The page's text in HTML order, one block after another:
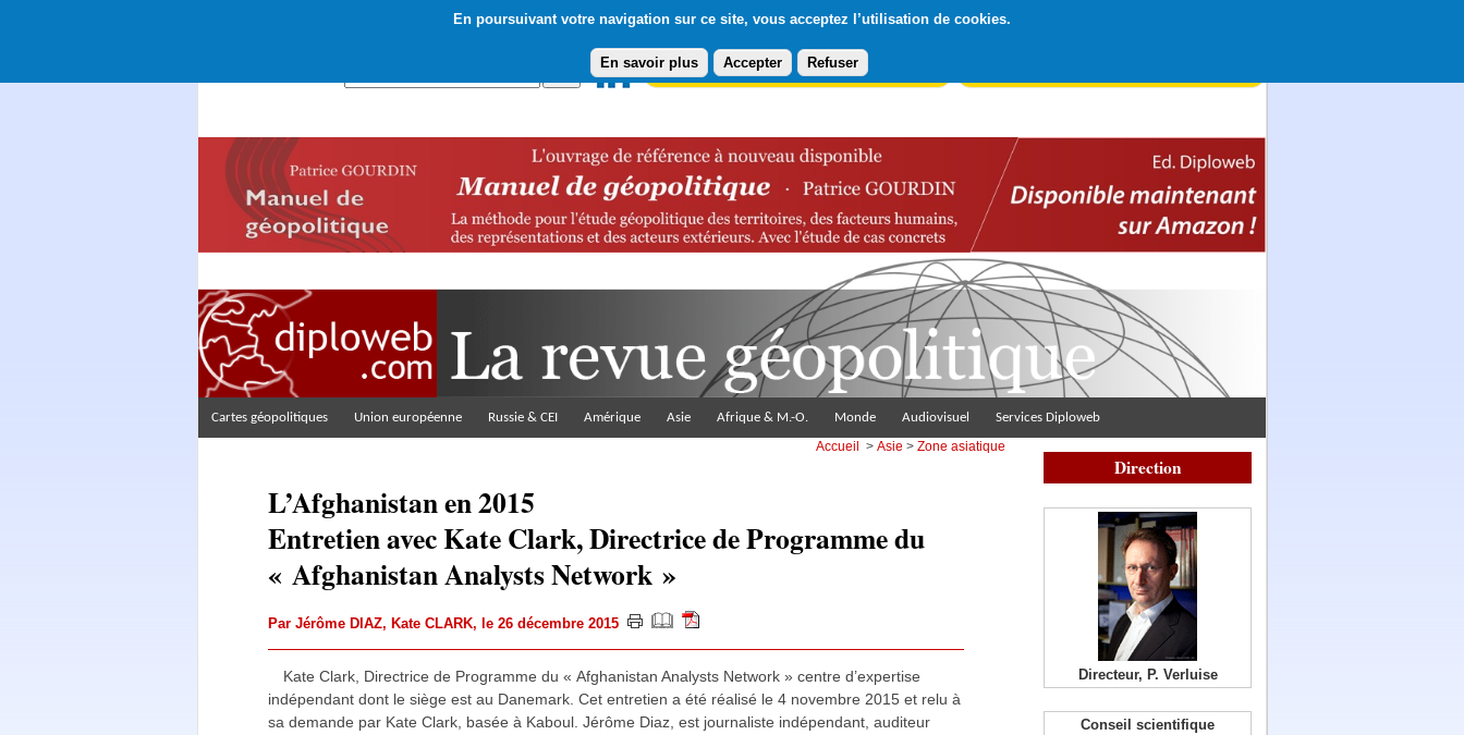
En poursuivant votre navigation sur ce site, vous acceptez l’utilisation de cookies.
En savoir plus Accepter Refuser
Abonnement gratuit à la Lettre du Diploweb
Cartes géopolitiques Union européenne Russie & CEI Amérique Asie Afrique & M.-O. Monde Audiovisuel Services Diploweb
Accueil >Asie >Zone asiatique
L’Afghanistan en 2015
Entretien avec Kate Clark, Directrice de Programme du
« Afghanistan Analysts Network »
Par Jérôme DIAZ, Kate CLARK, le 26 décembre 2015
Kate Clark, Directrice de Programme du « Afghanistan Analysts Network » centre d’expertise
indépendant dont le siège est au Danemark. Cet entretien a été réalisé le 4 novembre 2015 et relu à
sa demande par Kate Clark, basée à Kaboul. Jérôme Diaz, est journaliste indépendant, auditeur
Direction
Directeur, P. Verluise
Conseil scientifique